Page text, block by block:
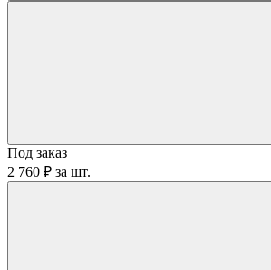
Под заказ
2 760 ₽ за шт.